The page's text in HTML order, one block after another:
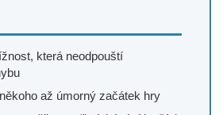
která neodpouští
až úmorný začátek hry